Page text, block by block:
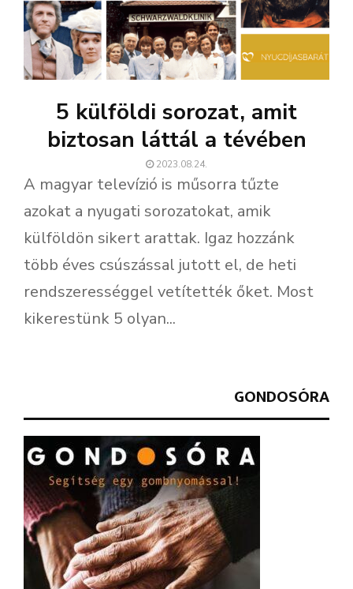
5 külföldi sorozat, amit
biztosan láttál a tévében
2023.08.24.
A magyar televízió is műsorra tűzte
azokat a nyugati sorozatokat, amik
külföldön sikert arattak. Igaz hozzánk
több éves csúszással jutott el, de heti
rendszerességgel vetítették őket. Most
kikerestünk 5 olyan...
GONDOSÓRA